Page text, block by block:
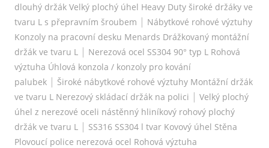
dlouhý držák Velký plochý úhel Heavy Duty široké držáky ve
tvaru L s přepravním šroubem | Nábytkové rohové výztuhy
Konzoly na pracovní desku Menards Drážkovaný montážní
držák ve tvaru L| Nerezová ocel SS304 90° typ L Rohová
výztuha Úhlová konzola / konzoly pro kování
palubek| Široké nábytkové rohové výztuhy Montážní držák
ve tvaru L Nerezový skládací držák na polici | Velký plochý
úhel z nerezové oceli nástěnný hliníkový rohový plochý
držák ve tvaru L| SS316 SS304 l tvar Kovový úhel Stěna
Plovoucí police nerezová ocel Rohová výztuha